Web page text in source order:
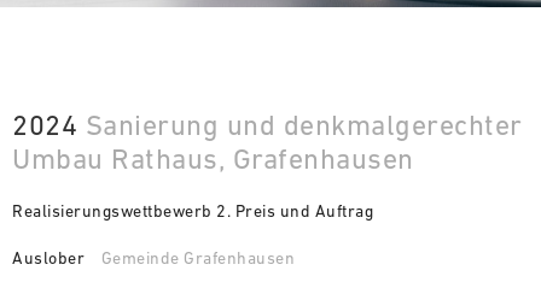
2024 Sanierung und denkmalgerechter
Umbau Rathaus, Grafenhausen
Realisierungswettbewerb 2. Preis und Auftrag
Auslober
Gemeinde Grafenhausen